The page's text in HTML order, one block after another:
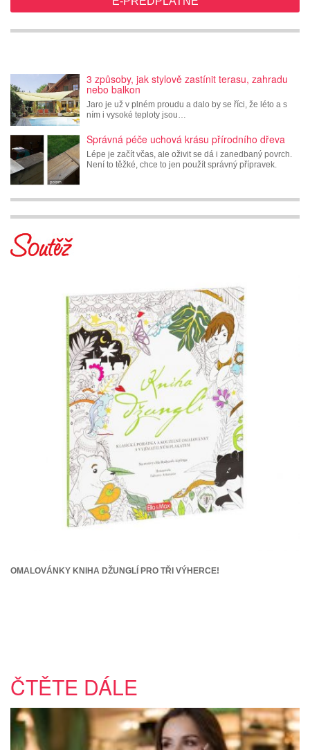
3 způsoby, jak stylově zastínit terasu, zahradu
nebo balkon
Jaro je už v plném proudu a dalo by se říci, že léto a s
ním i vysoké teploty jsou…
Správná péče uchová krásu přírodního dřeva
Lépe je začít včas, ale oživit se dá i zanedbaný povrch.
Není to těžké, chce to jen použít správný přípravek.
OMALOVÁNKY KNIHA DŽUNGLÍ PRO TŘI VÝHERCE!
ČTĚTE DÁLE